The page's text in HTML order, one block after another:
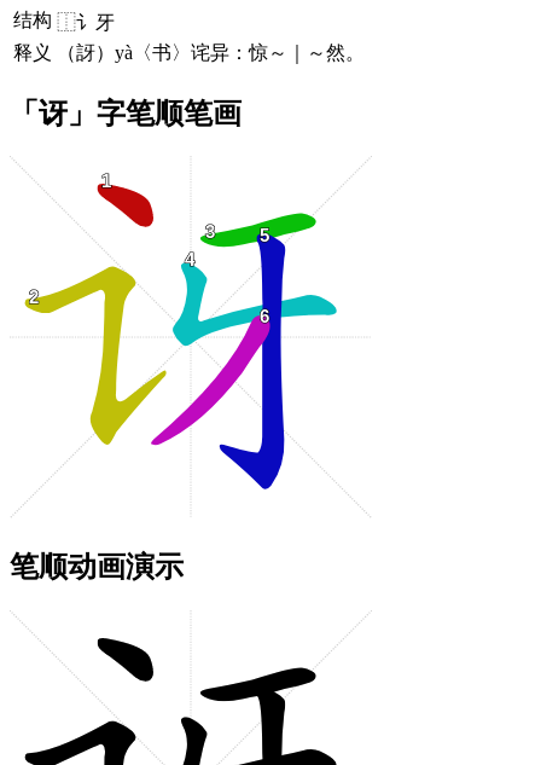
结构 ⿰讠牙
释义
（訝）yà〈书〉诧异：惊～｜～然。
「讶」字笔顺笔画
笔顺动画演示